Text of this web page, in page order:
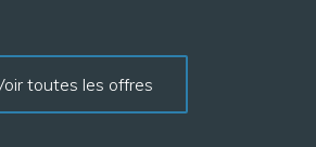
toutes les offres